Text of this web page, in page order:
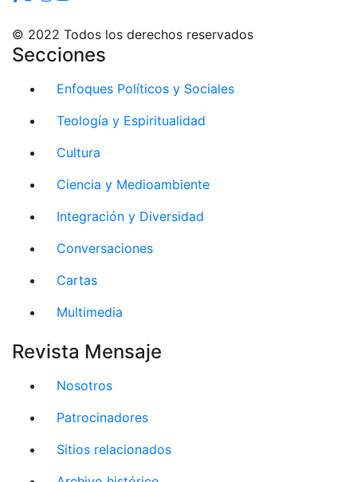
© 2022 Todos los derechos reservados
Secciones
Enfoques Políticos y Sociales
Teología y Espiritualidad
Cultura
Ciencia y Medioambiente
Integración y Diversidad
Conversaciones
Cartas
Multimedia
Revista Mensaje
Nosotros
Patrocinadores
Sitios relacionados